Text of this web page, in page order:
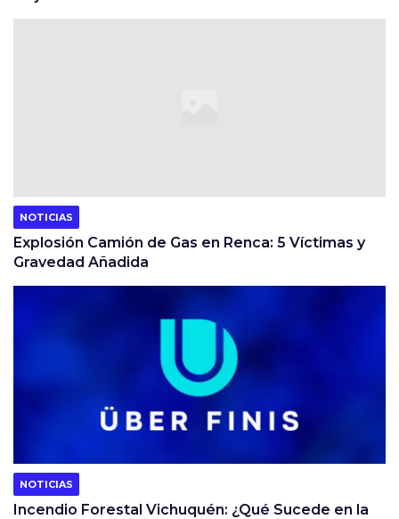
NOTICIAS
Explosión Camión de Gas en Renca: 5 Víctimas y
Gravedad Añadida
NOTICIAS
Incendio Forestal Vichuquén: ¿Qué Sucede en la